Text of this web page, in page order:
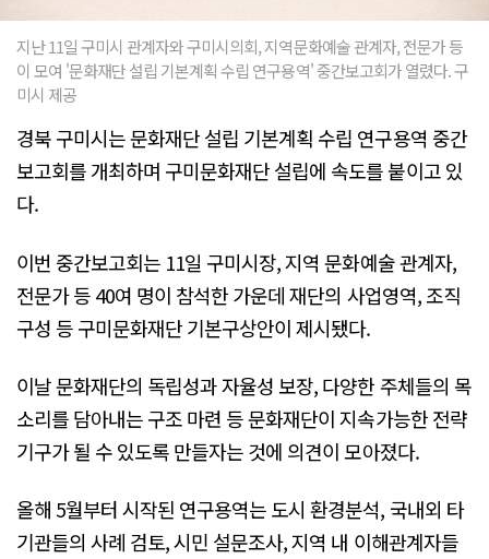
지난 11일 구미시 관계자와 구미시의회, 지역문화예술 관계자, 전문가 등
이 모여 '문화재단 설립 기본계획 수립 연구용역' 중간보고회가 열렸다. 구
미시 제공
경북 구미시는 문화재단 설립 기본계획 수립 연구용역 중간
보고회를 개최하며 구미문화재단 설립에 속도를 붙이고 있
다.
이번 중간보고회는 11일 구미시장, 지역 문화예술 관계자,
전문가 등 40여 명이 참석한 가운데 재단의 사업영역, 조직
구성 등 구미문화재단 기본구상안이 제시됐다.
이날 문화재단의 독립성과 자율성 보장, 다양한 주체들의 목
소리를 담아내는 구조 마련 등 문화재단이 지속가능한 전략
기구가 될 수 있도록 만들자는 것에 의견이 모아졌다.
올해 5월부터 시작된 연구용역는 도시 환경분석, 국내외 타
기관들의 사례 검토, 시민 설문조사, 지역 내 이해관계자들